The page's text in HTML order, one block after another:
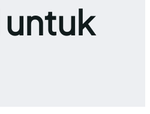
untuk